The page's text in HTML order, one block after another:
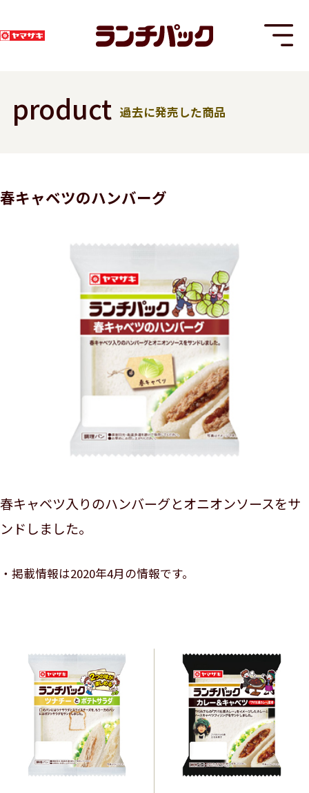
product 過去に発売した商品
春キャベツのハンバーグ
春キャベツ入りのハンバーグとオニオンソースをサ
ンドしました。
掲載情報は2020年4月の情報です。